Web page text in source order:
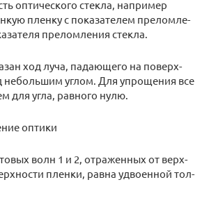
оп­ти­че­ско­го стек­ла, на­при­мер
плен­ку с по­ка­за­те­лем пре­лом­ле­
пре­лом­ле­ния стек­ла.
ход луча, па­да­ю­ще­го на по­верх­
неболь­шим углом. Для упро­ще­ния все
для угла, рав­но­го нулю.
оп­ти­ки
волн 1 и 2, от­ра­жен­ных от верх­
плен­ки, равна удво­ен­ной тол­